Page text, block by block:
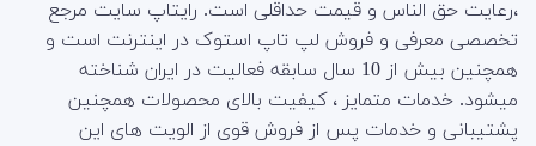
،رعایت حق الناس و قیمت حداقلی است. رایتاپ سایت مرجع
تخصصی معرفی و فروش لپ تاپ استوک در اینترنت است و
همچنین بیش از 10 سال سابقه فعالیت در ایران شناخته
میشود. خدمات متمایز ، کیفیت بالای محصولات همچنین
پشتیبانی و خدمات پس از فروش قوی از الویت های این